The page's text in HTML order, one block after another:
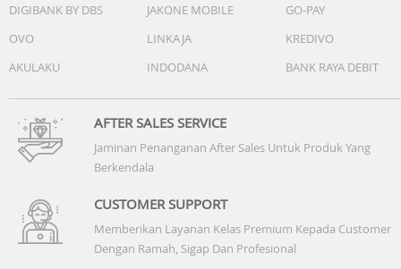
Swim, 5 ATM
Up to 5 days
Charging Method
Garmin proprietary clip charger
DIGIBANK BY DBS
JAKONE MOBILE
GO-PAY
OVO
LINKAJA
KREDIVO
AKULAKU
INDODANA BANK RAYA DEBIT
AFTER SALES SERVICE
Jaminan Penanganan After Sales Untuk Produk Yang
Berkendala
CUSTOMER SUPPORT
Memberikan Layanan Kelas Premium Kepada Customer
Dengan Ramah, Sigap Dan Profesional